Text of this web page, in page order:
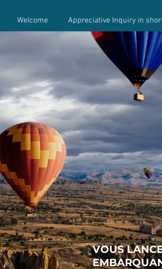
Welcome Appreciative Inquiry in
VOUS